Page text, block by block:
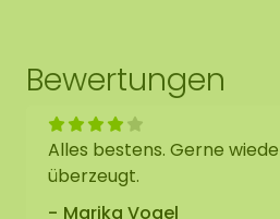
Bewertungen
Alles bestens. Gerne
überzeugt.
Marika Vogel